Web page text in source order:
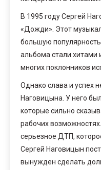
В 1995 году Сергей
«Дожди». Этот
большую популярность
альбома стали хитами
многих поклонников
Однако слава и успех
Наговицына. У него
которые сильно
рабочих
серьезное ДТП,
Сергей Наговицын
вынужден сделать